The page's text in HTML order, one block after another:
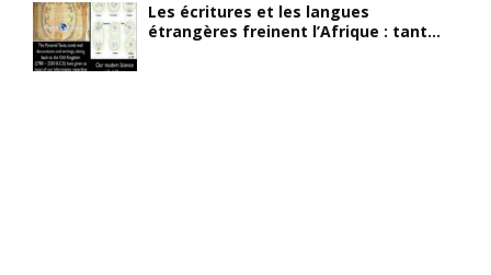
Les écritures et les langues
étrangères freinent l’Afrique : tant...